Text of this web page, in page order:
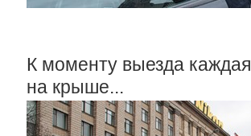
К моменту выезда
на крыше...